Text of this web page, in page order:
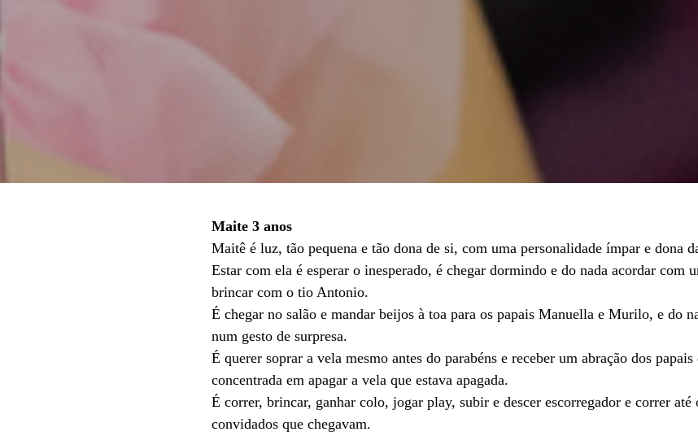
Maite 3 anos
Maitê é luz, tão pequena e tão dona de si, com uma personalidade ímpar e dona
Estar com ela é esperar o inesperado, é chegar dormindo e do nada acordar com
brincar com o tio Antonio.
É chegar no salão e mandar beijos à toa para os papais Manuella e Murilo, e do
num gesto de surpresa.
É querer soprar a vela mesmo antes do parabéns e receber um abração dos
concentrada em apagar a vela que estava apagada.
É correr, brincar, ganhar colo, jogar play, subir e descer escorregador e correr
convidados que chegavam.